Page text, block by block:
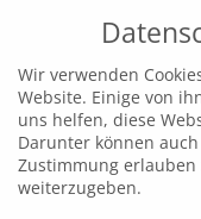
Wir verwenden
Website. Einige von
uns helfen, diese
Darunter können
Zustimmung erlauben
weiterzugeben.